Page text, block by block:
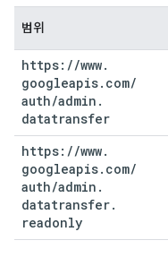
범위
https: //www.
googleapis. com/
auth/admin .
datatransfer
https: //www.
googleapis. com/
auth/admin .
datatransfer.
readonly